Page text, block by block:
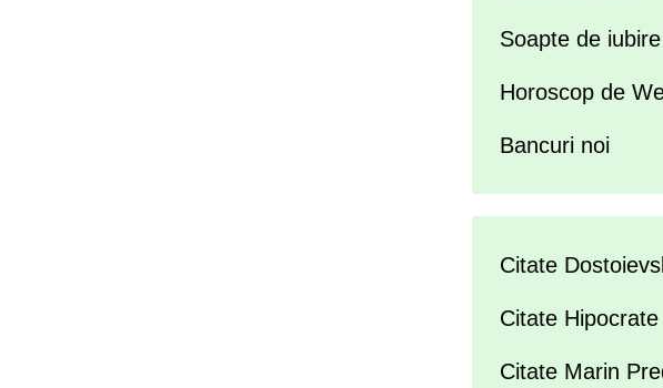
Soapte de
Horoscop de
Bancuri noi
Citate
Citate Hipocrate
Citate Marin